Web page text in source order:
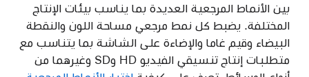
بين الأنماط المرجعية العديدة بما يناسب بيئات الإنتاج
المختلفة. يضبط كل نمط مرجعي مساحة اللون والنقطة
البيضاء وقيم غاما والإضاءة على الشاشة بما يتناسب مع
متطلبات إنتاج تنسيقي الفيديو HD وSD وغيرهما من